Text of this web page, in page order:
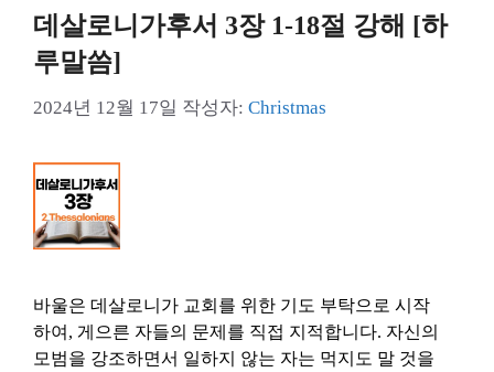
데살로니가후서 3장 1-18절 강해 [하
루말씀]
2024년 12월 17일 작성자: Christmas
바울은 데살로니가 교회를 위한 기도 부탁으로 시작
하여, 게으른 자들의 문제를 직접 지적합니다. 자신의
모범을 강조하면서 일하지 않는 자는 먹지도 말 것을